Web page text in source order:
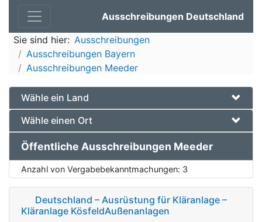
Ausschreibungen Deutschland
Sie sind hier: Ausschreibungen
Ausschreibungen Bayern
Ausschreibungen Meeder
Wähle ein Land
Wähle einen Ort
Öffentliche Ausschreibungen Meeder
Anzahl von Vergabebekanntmachungen: 3
Deutschland – Ausrüstung für Kläranlage –
Kläranlage KösfeldAußenanlagen